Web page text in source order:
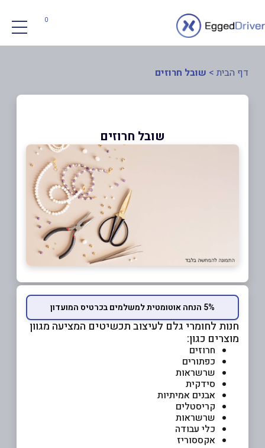
0
דף הבית > שובל חרוזים
שובל חרוזים
5% הנחה אוטומטית למשלמים בכרטיס המועדון
חנות לחומרי גלם לעיצוב תכשיטים המציעה מגוון
מוצרים כגון:
חרוזים
כפתורים
שרשראות
סידקית
אבנים אמיתיות
קריסטלים
שרשראות
כלי עבודה
אקססוריז